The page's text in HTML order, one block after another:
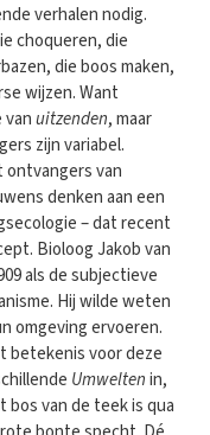
verhalen nodig.
choqueren, die
die boos maken,
wijzen. Want
uitzenden, maar
zijn variabel.
ontvangers van
denken aan een
– dat recent
Bioloog Jakob van
als de subjectieve
Hij wilde weten
omgeving ervoeren.
betekenis voor deze
Umweltenin,
bos van de teek is qua